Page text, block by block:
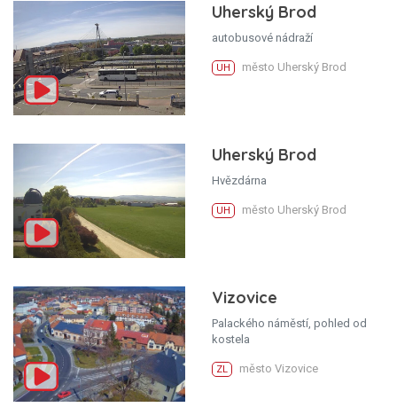
Uherský Brod
autobusové nádraží
UH město Uherský Brod
Uherský Brod
Hvězdárna
UH město Uherský Brod
Vizovice
Palackého náměstí, pohled od
kostela
ZL město Vizovice